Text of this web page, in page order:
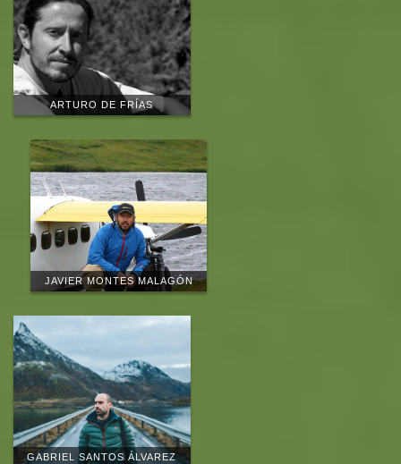
ARTURO DE FRÍAS
JAVIER MONTES MALAGÓN
GABRIEL SANTOS ÁLVAREZ